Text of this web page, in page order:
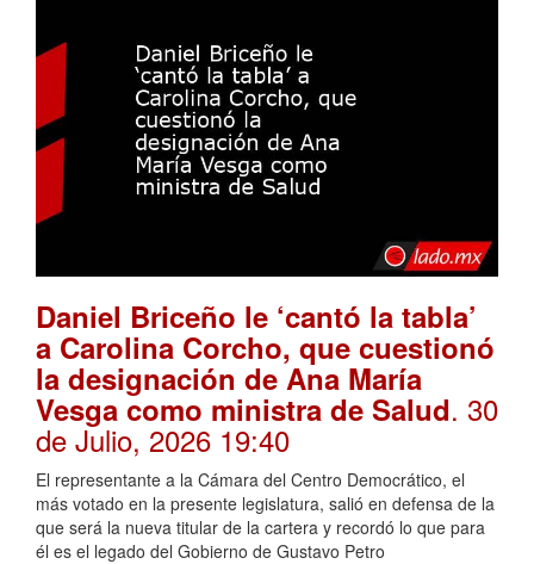
Daniel Briceño le ‘cantó la tabla’
a Carolina Corcho, que cuestionó
la designación de Ana María
Vesga como ministra de Salud. 30
de Julio, 2026 19:40
El representante a la Cámara del Centro Democrático, el
más votado en la presente legislatura, salió en defensa de la
que será la nueva titular de la cartera y recordó lo que para
él es el legado del Gobierno de Gustavo Petro